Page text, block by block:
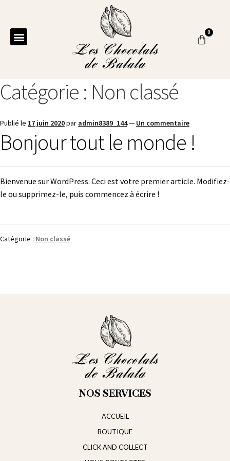
Catégorie : Non classé
Publié le 17 juin 2020par admin8389_144— Un commentaire
Bonjour tout le monde !
Bienvenue sur WordPress. Ceci est votre premier article. Modifiez-
le ou supprimez-le, puis commencez à écrire !
Catégorie : Non classé
NOS SERVICES
ACCUEIL
BOUTIQUE
CLICK AND COLLECT